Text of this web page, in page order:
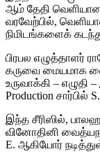
ஆம் தேதி வெளியான
வரவேற்பில்,
நிமிடங்களைக்
பிரபல எழுத்தாளர்
கருவை மையமாக
உருவாக்கி – எழுதி
Production சார்பில்
இந்த சீரிஸில்,
வினோதினி
E. ஆகியோர்